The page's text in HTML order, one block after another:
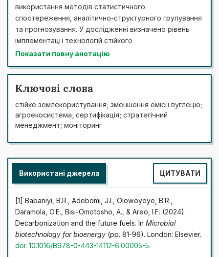
використання методів статистичного
спостереження, аналітично-структурного групування
та прогнозування. У дослідженні визначено рівень
імплементації технологій стійкого
сільськогосподарського виробництва в Україні,
пріоритетні напрями перспективного поступу.
Поступова трансформація аграрного сектору в
контексті пріоритетності стратегічного поступу в
напрямку стійкого клімату. Дотичними стимулюючими
факторами визначено значний рівень деградації
аграрних територій та масштабне поширення тренду
декарбонізації аграрних технологій у аспекті участі в
глобальній динаміці клімату. Виділено основні дотичні
виклики та ризики, вивчено рівень розвитку галузевої
нормативно-правової бази. Проаналізовано
особливості системи управління у галузі
сільськогосподарського виробництва. Визначено
пріоритетні шляхи імплементації методологій
стимулювання інвестування у аграрну сферу.
Показати повну анотацію
Ключові слова
стійке землекористування; зменшення емісії вуглецю;
агроекосистема; сертифікація; стратегічний
менеджмент; моніторинг
Використані джерела ЦИТУВАТИ
[1] Babaniyi, B.R., Adebomi, J.I., Olowoyeye, B.R.,
Daramola, O.E., Bisi-Omotosho, A., & Areo, I.F. (2024).
Decarbonization and the future fuels. InMicrobial
biotechnology for bioenergy (pp. 81-96). London: Elsevier.
doi: 10.1016/B978-0-443-14112-6.00005-5.